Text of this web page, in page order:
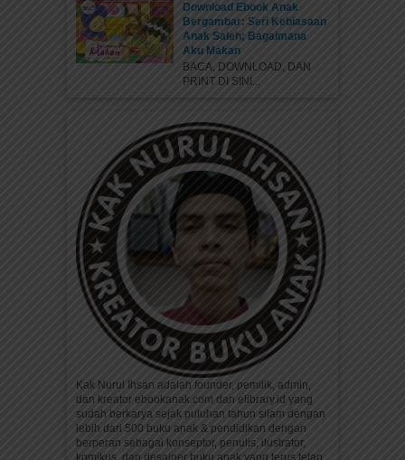
Download Ebook Anak
Bergambar: Seri Kebiasaan
Anak Saleh; Bagaimana
Aku Makan
BACA, DOWNLOAD, DAN
PRINT DI SINI...
Kak Nurul Ihsan adalah founder, pemilik, admin,
dan kreator ebookanak.com dan elibrary.id yang
sudah berkarya sejak puluhan tahun silam dengan
lebih dari 500 buku anak & pendidikan dengan
berperan sebagai konseptor, penulis, ilustrator,
komikus, dan desainer buku anak yang terus tetap